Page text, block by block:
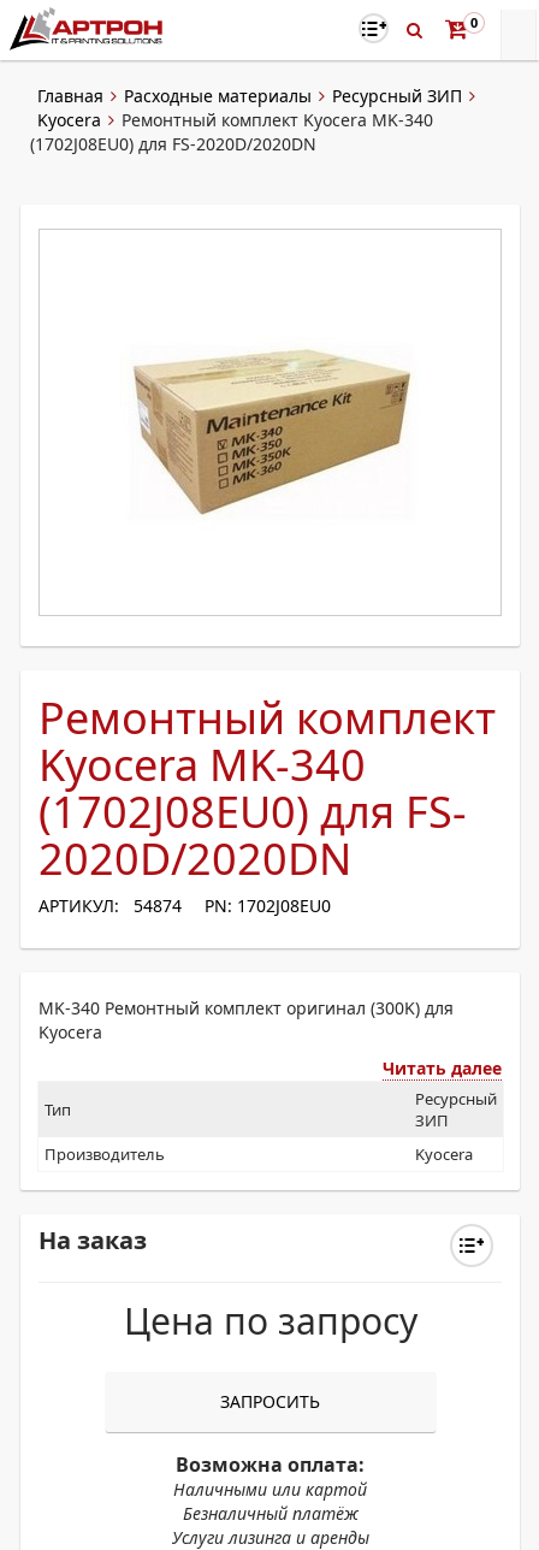
0
Главная Расходные материалы
Ресурсный ЗИП
Kyocera
Ремонтный комплект Kyocera MK-340
(1702J08EU0) для FS-2020D/2020DN
Ремонтный комплект
Kyocera MK-340
(1702J08EU0) для FS-
2020D/2020DN
АРТИКУЛ: 54874 PN: 1702J08EU0
MK-340 Ремонтный комплект оригинал (300K) для
Kyocera
Читать далее
Тип
Ресурсный
ЗИП
Производитель
Kyocera
На заказ
Цена по запросу
ЗАПРОСИТЬ
Возможна оплата:
Наличными или картой
Безналичный платёж
Услуги лизинга и аренды